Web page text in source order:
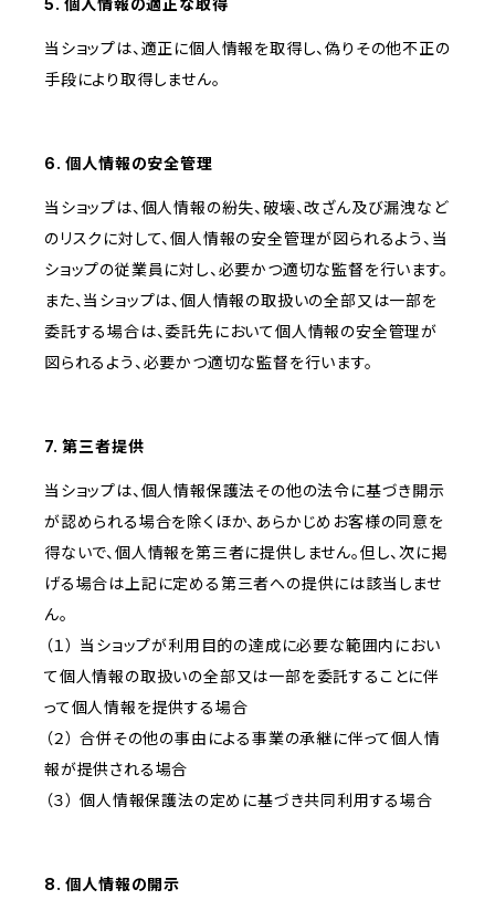
5. 個人情報の適正な取得
当ショップは、適正に個人情報を取得し、偽りその他不正の
手段により取得しません。
6. 個人情報の安全管理
当ショップは、個人情報の紛失、破壊、改ざん及び漏洩など
のリスクに対して、個人情報の安全管理が図られるよう、当
ショップの従業員に対し、必要かつ適切な監督を行います。
また、当ショップは、個人情報の取扱いの全部又は一部を
委託する場合は、委託先において個人情報の安全管理が
図られるよう、必要かつ適切な監督を行います。
7. 第三者提供
当ショップは、個人情報保護法その他の法令に基づき開示
が認められる場合を除くほか、あらかじめお客様の同意を
得ないで、個人情報を第三者に提供しません。但し、次に掲
げる場合は上記に定める第三者への提供には該当しませ
ん。
（１） 当ショップが利用目的の達成に必要な範囲内におい
て個人情報の取扱いの全部又は一部を委託することに伴
って個人情報を提供する場合
（２） 合併その他の事由による事業の承継に伴って個人情
報が提供される場合
（３） 個人情報保護法の定めに基づき共同利用する場合
8. 個人情報の開示